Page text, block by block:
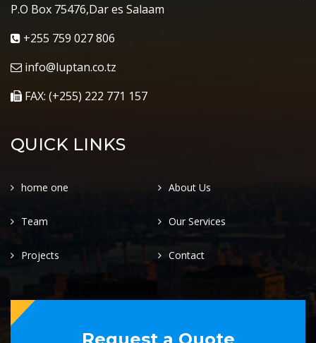
P.O Box 75476,Dar es Salaam
+255 759 027 806
info@luptan.co.tz
FAX: (+255) 222 771 157
QUICK LINKS
home one About Us
Team Our Services
Projects Contact